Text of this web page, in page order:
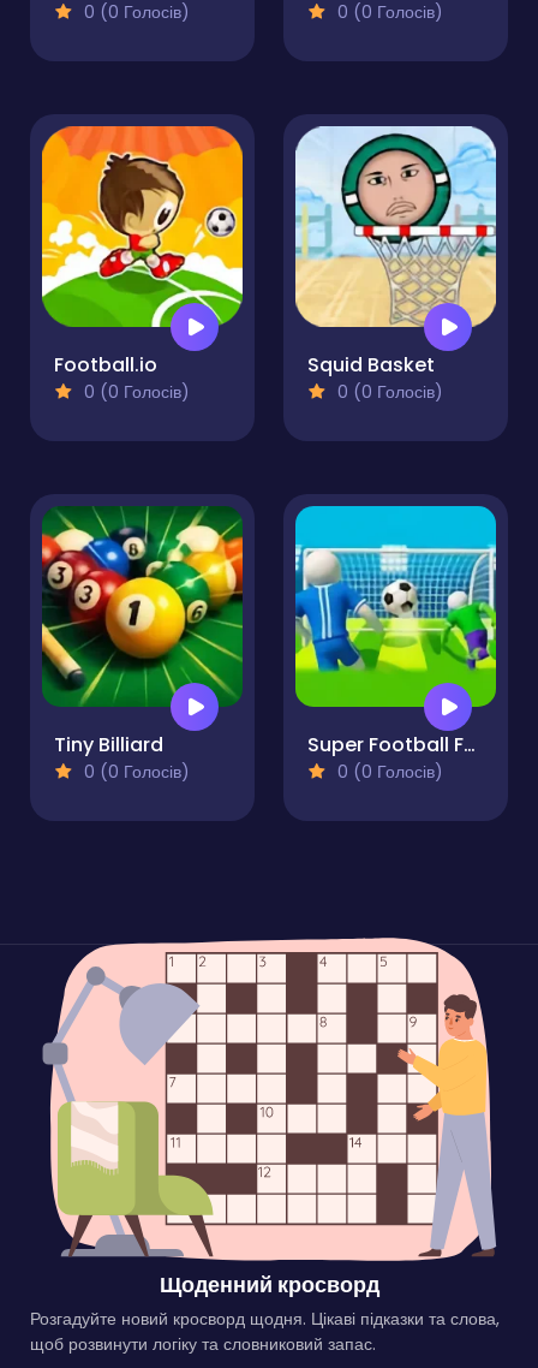
0 (0 Голосів) 0 (0 Голосів)
Football.io
0 (0 Голосів)
Squid Basket
0 (0 Голосів)
Tiny Billiard
0 (0 Голосів)
Super Football Fever
0 (0 Голосів)
Щоденний кросворд
Розгадуйте новий кросворд щодня. Цікаві підказки та слова,
щоб розвинути логіку та словниковий запас.